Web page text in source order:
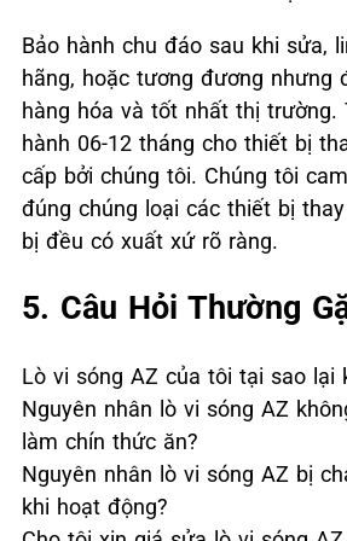
Bảo hành chu đáo sau khi sửa,
hãng, hoặc tương đương nhưng
hàng hóa và tốt nhất thị trường.
hành 06-12 tháng cho thiết bị
cấp bởi chúng tôi. Chúng tôi
đúng chúng loại các thiết bị
bị đều có xuất xứ rõ ràng.
5. Câu Hỏi Thường
Lò vi sóng AZ của tôi tại sao lại
Nguyên nhân lò vi sóng AZ
làm chín thức ăn?
Nguyên nhân lò vi sóng AZ bị
khi hoạt động?